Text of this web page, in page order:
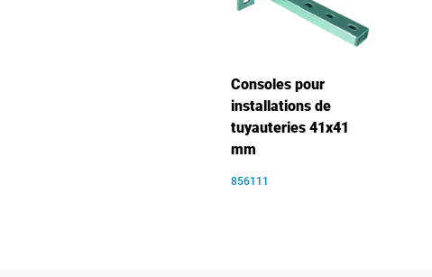
Consoles pour
installations de
tuyauteries 41x41
mm
856111